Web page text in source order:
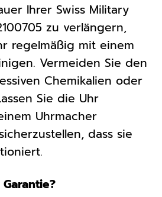
Ihrer Swiss Military
zu verlängern,
regelmäßig mit einem
Vermeiden Sie den
Chemikalien oder
Sie die Uhr
Uhrmacher
dass sie